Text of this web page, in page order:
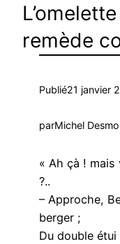
remède
Publié21 janvier
parMichel
« Ah çà ! mais
?..
– Approche,
berger ;
Du double